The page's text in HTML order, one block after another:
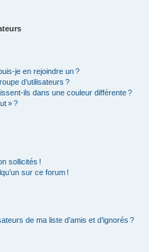
je en rejoindre un ?
d’utilisateurs ?
ils dans une couleur différente ?
» ?
sollicités !
sur ce forum !
de ma liste d’amis et d’ignorés ?